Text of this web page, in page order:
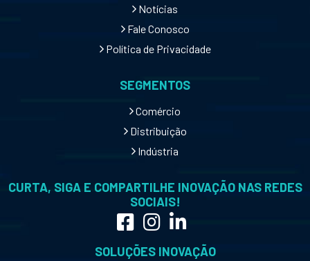
Notícias
Fale Conosco
Política de Privacidade
SEGMENTOS
Comércio
Distribuição
Indústria
CURTA, SIGA E COMPARTILHE INOVAÇÃO NAS REDES
SOCIAIS!
SOLUÇÕES INOVAÇÃO